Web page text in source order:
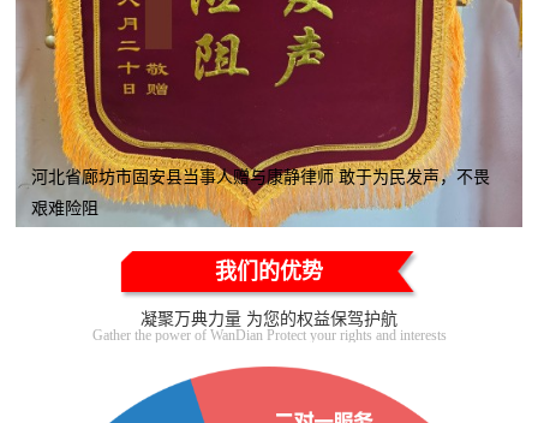
河北省廊坊市固安县当事人赠与康静律师 敢于为民发声，不畏
艰难险阻
我们的优势
凝聚万典力量 为您的权益保驾护航
Gather the power of WanDian Protect your rights and interests